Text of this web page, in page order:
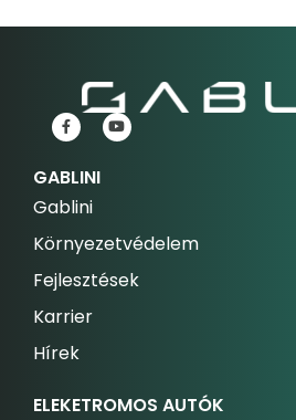
GABLINI
Gablini
Környezetvédelem
Fejlesztések
Karrier
Hírek
ELEKETROMOS AUTÓK